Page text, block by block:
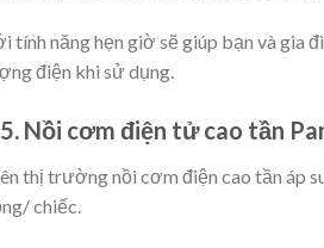
tính năng hẹn giờ sẽ giúp bạn và gia
điện khi sử dụng.
Nồi cơm điện tử cao tần
thị trường nồi cơm điện cao tần áp
chiếc.